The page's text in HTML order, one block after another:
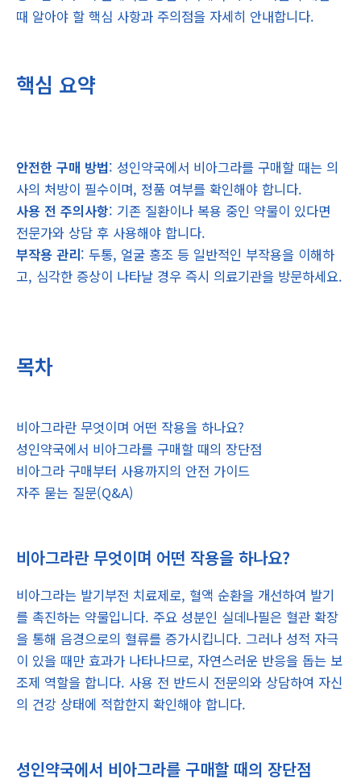
때 알아야 할 핵심 사항과 주의점을 자세히 안내합니다.
핵심 요약
안전한 구매 방법: 성인약국에서 비아그라를 구매할 때는 의
사의 처방이 필수이며, 정품 여부를 확인해야 합니다.
사용 전 주의사항: 기존 질환이나 복용 중인 약물이 있다면
전문가와 상담 후 사용해야 합니다.
부작용 관리: 두통, 얼굴 홍조 등 일반적인 부작용을 이해하
고, 심각한 증상이 나타날 경우 즉시 의료기관을 방문하세요.
목차
비아그라란 무엇이며 어떤 작용을 하나요?
성인약국에서 비아그라를 구매할 때의 장단점
비아그라 구매부터 사용까지의 안전 가이드
자주 묻는 질문(Q&A)
비아그라란 무엇이며 어떤 작용을 하나요?
비아그라는 발기부전 치료제로, 혈액 순환을 개선하여 발기
를 촉진하는 약물입니다. 주요 성분인 실데나필은 혈관 확장
을 통해 음경으로의 혈류를 증가시킵니다. 그러나 성적 자극
이 있을 때만 효과가 나타나므로, 자연스러운 반응을 돕는 보
조제 역할을 합니다. 사용 전 반드시 전문의와 상담하여 자신
의 건강 상태에 적합한지 확인해야 합니다.
성인약국에서 비아그라를 구매할 때의 장단점